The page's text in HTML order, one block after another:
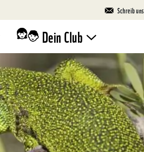
Schreib uns
WWF-
Standaktion
Umwelttipps
WWF-Läufe
Dein Club
Mach mit
Ferienlager
SuperPanda
Deine Seite